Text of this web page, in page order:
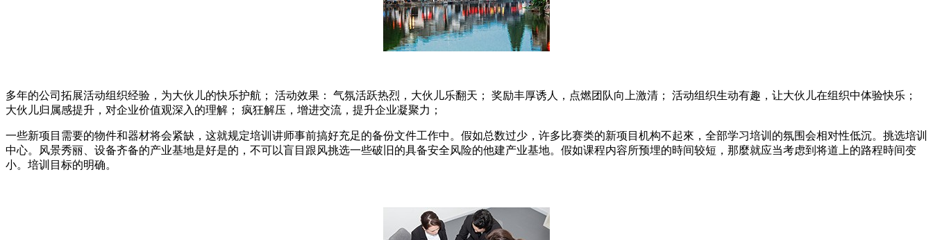
多年的公司拓展活动组织经验，为大伙儿的快乐护航； 活动效果： 气氛活跃热烈，大伙儿乐翻天； 奖励丰厚诱人，点燃团队向上激清； 活动组织生动有趣，让大伙儿在组织中体验快乐；
大伙儿归属感提升，对企业价值观深入的理解； 疯狂解压，增进交流，提升企业凝聚力；
一些新项目需要的物件和器材将会紧缺，这就规定培训讲师事前搞好充足的备份文件工作中。假如总数过少，许多比赛类的新项目机构不起來，全部学习培训的氛围会相对性低沉。挑选培训
中心。风景秀丽、设备齐备的产业基地是好是的，不可以盲目跟风挑选一些破旧的具备安全风险的他建产业基地。假如课程内容所预埋的時间较短，那麼就应当考虑到将道上的路程時间变
小。培训目标的明确。